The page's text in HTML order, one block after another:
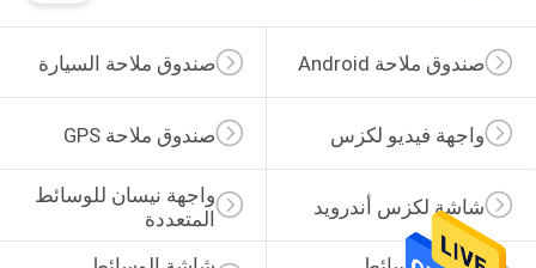
صندوق ملاحة السيارة صندوق ملاحة Android
صندوق ملاحة GPS واجهة فيديو لكزس
واجهة نيسان للوسائط
المتعددة
شاشة لكزس أندرويد